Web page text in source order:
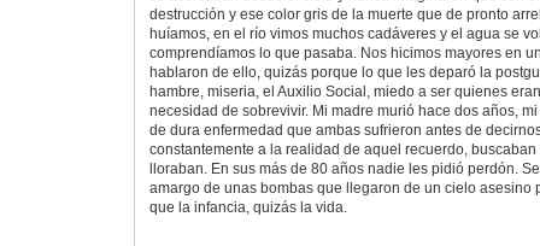
destrucción y ese color gris de la muerte que de pronto
huíamos, en el río vimos muchos cadáveres y el agua se
comprendíamos lo que pasaba. Nos hicimos mayores en
hablaron de ello, quizás porque lo que les deparó la
hambre, miseria, el Auxilio Social, miedo a ser quienes
necesidad de sobrevivir. Mi madre murió hace dos años,
de dura enfermedad que ambas sufrieron antes de
constantemente a la realidad de aquel recuerdo,
lloraban. En sus más de 80 años nadie les pidió perdón.
amargo de unas bombas que llegaron de un cielo asesino
que la infancia, quizás la vida.